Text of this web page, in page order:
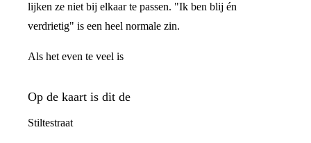
lijken ze niet bij elkaar te passen. "Ik ben blij én
verdrietig" is een heel normale zin.
Als het even te veel is
Op de kaart is dit de
Stiltestraat